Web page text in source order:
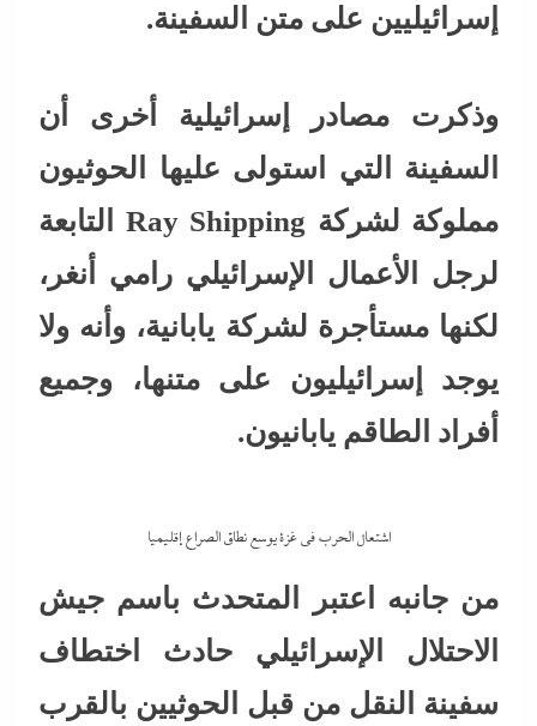
إسرائيليين على متن السفينة.
وذكرت مصادر إسرائيلية أخرى أن
السفينة التي استولى عليها الحوثيون
مملوكة لشركة Ray Shipping التابعة
لرجل الأعمال الإسرائيلي رامي أنغر،
لكنها مستأجرة لشركة يابانية، وأنه ولا
يوجد إسرائيليون على متنها، وجميع
أفراد الطاقم يابانيون.
اشتعال الحرب في غزة يوسع نطاق الصراع إقليميا
من جانبه اعتبر المتحدث باسم جيش
الاحتلال الإسرائيلي حادث اختطاف
سفينة النقل من قبل الحوثيين بالقرب